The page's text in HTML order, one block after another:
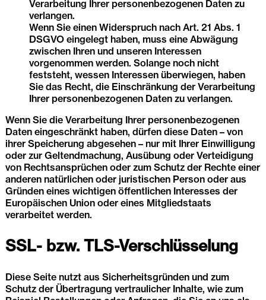
Verarbeitung Ihrer personenbezogenen Daten zu
verlangen.
Wenn Sie einen Widerspruch nach Art. 21 Abs. 1
DSGVO eingelegt haben, muss eine Abwägung
zwischen Ihren und unseren Interessen
vorgenommen werden. Solange noch nicht
feststeht, wessen Interessen überwiegen, haben
Sie das Recht, die Einschränkung der Verarbeitung
Ihrer personenbezogenen Daten zu verlangen.
Wenn Sie die Verarbeitung Ihrer personenbezogenen
Daten eingeschränkt haben, dürfen diese Daten – von
ihrer Speicherung abgesehen – nur mit Ihrer Einwilligung
oder zur Geltendmachung, Ausübung oder Verteidigung
von Rechtsansprüchen oder zum Schutz der Rechte einer
anderen natürlichen oder juristischen Person oder aus
Gründen eines wichtigen öffentlichen Interesses der
Europäischen Union oder eines Mitgliedstaats
verarbeitet werden.
SSL- bzw. TLS-Verschlüsselung
Diese Seite nutzt aus Sicherheitsgründen und zum
Schutz der Übertragung vertraulicher Inhalte, wie zum